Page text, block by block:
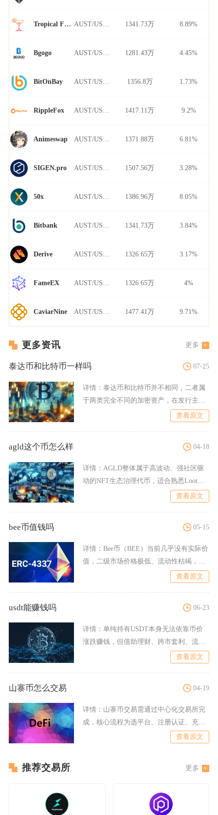
Tropical Finance 1341.73万 8.89%
Bgogo 1281.43万 4.45%
BitOnBay 1356.8万 1.73%
RippleFox 1417.11万 9.2%
Animeswap 1371.88万 6.81%
SIGEN.pro 1507.56万 3.28%
50x 1386.96万 8.05%
Bitbank 1341.73万 3.84%
Derive 1326.65万 3.17%
FameEX 1326.65万 4%
CaviarNine 1477.41万 9.71%
更多资讯 更多
泰达币和比特币一样吗 07-25
详情： 泰达币和比特币并不相同，二者属
于两类完全不同的加密资产，在发行主
体、价值逻辑、市场定位、供
查看原文
agld这个币怎么样 04-18
详情： AGLD整体属于高波动、强社区驱
动的NFT生态治理代币，适合熟悉Loot生
查看原文
bee币值钱吗 05-15
详情： Bee币（BEE）当前几乎没有实际价
值，二级市场价格极低、流动性枯竭，且
查看原文
usdt能赚钱吗 06-23
详情： 单纯持有USDT本身无法依靠币价
涨跌赚钱，但借助理财、跨市套利、流动
查看原文
山寨币怎么交易 04-19
详情： 山寨币交易需通过中心化交易所完
成，核心流程为选平台、注册认证、充值
查看原文
推荐交易所 更多